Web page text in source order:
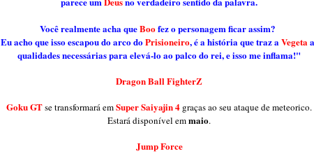
Você realmente acha queBoofez o personagem ficar assim?
Eu acho que isso escapou do arco doPrisioneiro, é a história que traz a Vegeta
qualidades necessárias para elevá-lo ao palco do rei, e isso me inflama!"
Dragon Ball FighterZ
Goku GTse transformará emSuper Saiyajin 4 graças ao seu ataque de meteorico.
Estará disponível emmaio.
Jump Force